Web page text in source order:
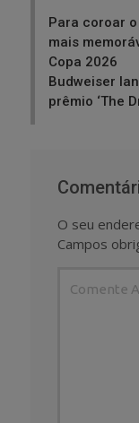
Para coroar
mais
Copa 2026
Budweiser
prêmio ‘The
O seu
Campos